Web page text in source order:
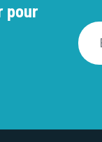
pour